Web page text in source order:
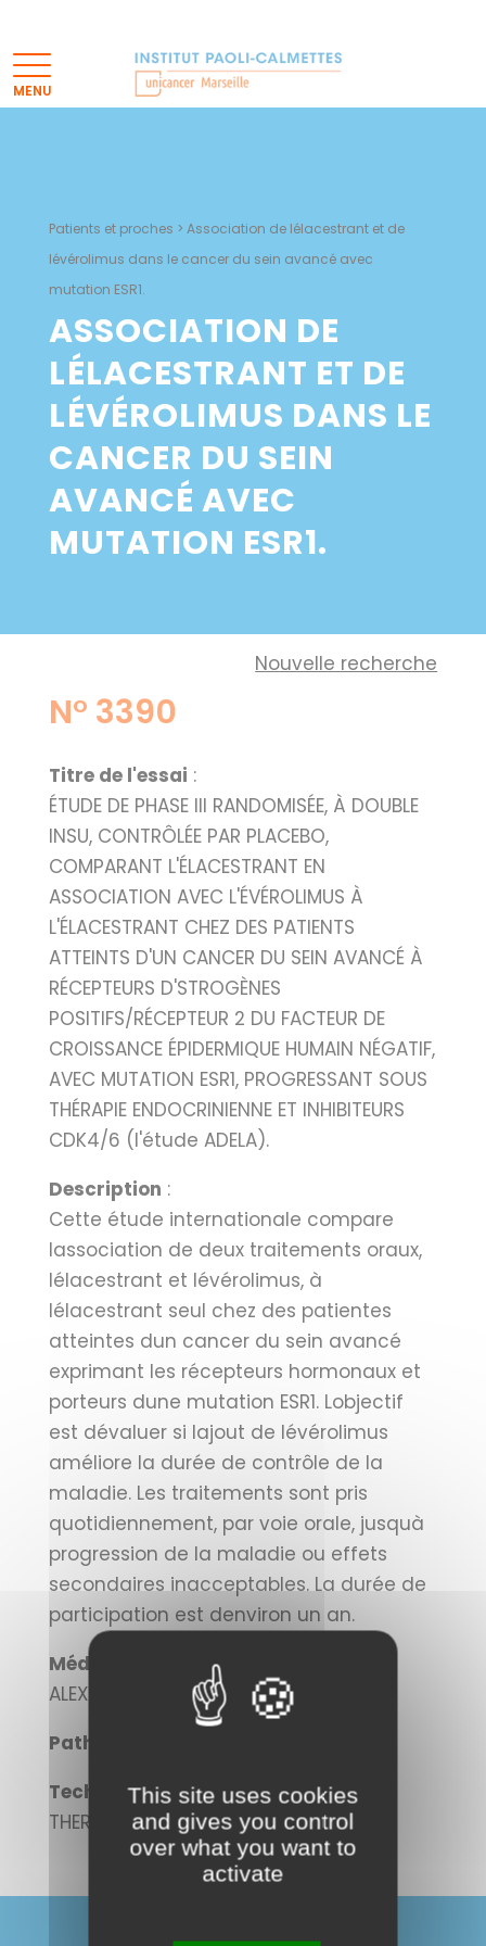
Patients et proches > Association de lélacestrant et de
lévérolimus dans le cancer du sein avancé avec
mutation ESR1.
ASSOCIATION DE
LÉLACESTRANT ET DE
LÉVÉROLIMUS DANS LE
CANCER DU SEIN
AVANCÉ AVEC
MUTATION ESR1.
Nouvelle recherche
N° 3390
Titre de l'essai :
ÉTUDE DE PHASE III RANDOMISÉE, À DOUBLE
INSU, CONTRÔLÉE PAR PLACEBO,
COMPARANT L'ÉLACESTRANT EN
ASSOCIATION AVEC L'ÉVÉROLIMUS À
L'ÉLACESTRANT CHEZ DES PATIENTS
ATTEINTS D'UN CANCER DU SEIN AVANCÉ À
RÉCEPTEURS D'STROGÈNES
POSITIFS/RÉCEPTEUR 2 DU FACTEUR DE
CROISSANCE ÉPIDERMIQUE HUMAIN NÉGATIF,
AVEC MUTATION ESR1, PROGRESSANT SOUS
THÉRAPIE ENDOCRINIENNE ET INHIBITEURS
CDK4/6 (l'étude ADELA).
Description :
Cette étude internationale compare
lassociation de deux traitements oraux,
lélacestrant et lévérolimus, à
lélacestrant seul chez des patientes
atteintes dun cancer du sein avancé
exprimant les récepteurs hormonaux et
porteurs dune mutation ESR1. Lobjectif
est dévaluer si lajout de lévérolimus
améliore la durée de contrôle de la
maladie. Les traitements sont pris
quotidiennement, par voie orale, jusquà
progression de la maladie ou effets
secondaires inacceptables. La durée de
participation est denviron un an.
Médecin investigateur :
ALEXANDRE TASSIN DE NONNEVILLE (DR)
Pathologies concernées :
Technologie utilisée :
THERAPEUTIQUE CIBLEE
This site uses cookies
and gives you control
over what you want to
activate